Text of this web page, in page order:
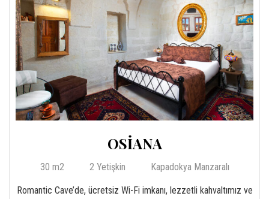
OSİANA
30 m2 2 Yetişkin Kapadokya Manzaralı
Romantic Cave’de, ücretsiz Wi-Fi imkanı, lezzetli kahvaltımız ve